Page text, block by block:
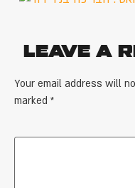
Leave a
Your email address will
marked *